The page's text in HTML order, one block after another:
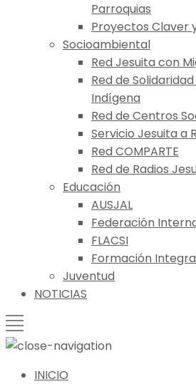
Parroquias
Proyectos Claver
Socioambiental
Red Jesuita con
Red de
Indígena
Red de Centros
Servicio Jesuita a
Red COMPARTE
Red de Radios
Educación
AUSJAL
Federación
FLACSI
Formación
Juventud
NOTICIAS
INICIO